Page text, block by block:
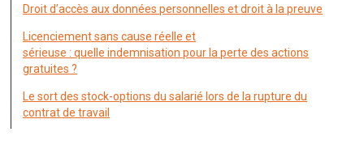
Droit d’accès aux données personnelles et droit à la preuve
Licenciement sans cause réelle et
sérieuse : quelle indemnisation pour la perte des actions
gratuites ?
Le sort des stock-options du salarié lors de la rupture du
contrat de travail